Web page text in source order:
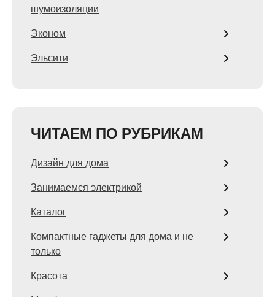
шумоизоляции
Эконом
Эльсити
ЧИТАЕМ ПО РУБРИКАМ
Дизайн для дома
Занимаемся электрикой
Каталог
Компактные гаджеты для дома и не
только
Красота